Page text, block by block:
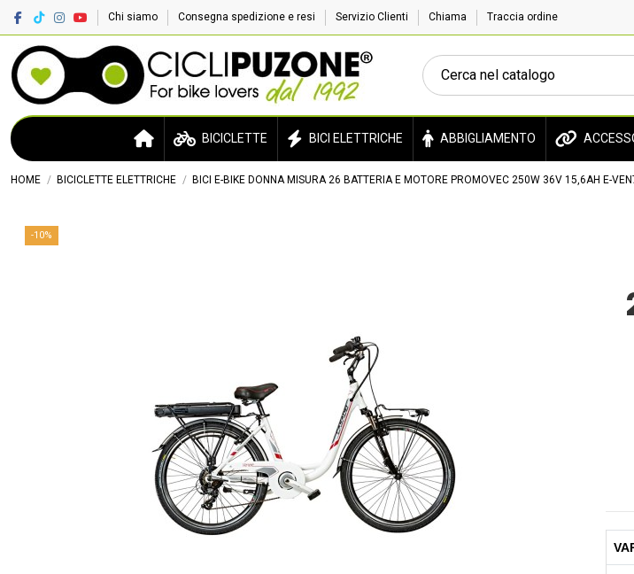
Chi siamo Consegna spedizione e resi Servizio Clienti Chiama Traccia ordine
BICICLETTE BICI ELETTRICHE ABBIGLIAMENTO
HOME BICICLETTE ELETTRICHE BICI E-BIKE DONNA MISURA 26 BATTERIA E MOTORE PROMOVEC 250W 36V 15,6AH E-
-10%